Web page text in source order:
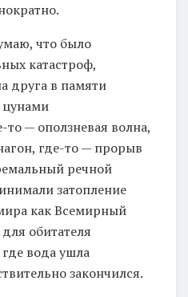
что было
катастроф,
друга в памяти
цунами
то — оползневая волна,
где-то — прорыв
речной
затопление
как Всемирный
обитателя
вода ушла
закончился.